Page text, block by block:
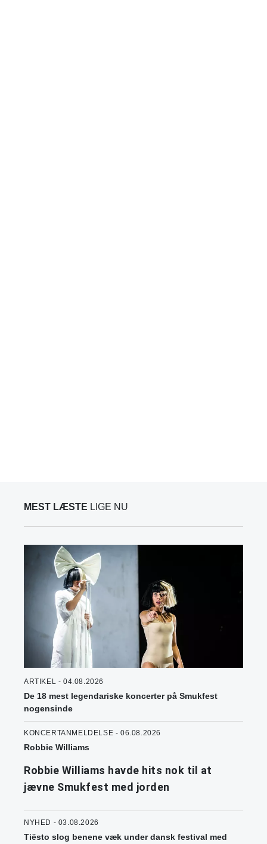
MEST LÆSTE LIGE NU
ARTIKEL - 04.08.2026
De 18 mest legendariske koncerter på Smukfest
nogensinde
KONCERTANMELDELSE - 06.08.2026
Robbie Williams
Robbie Williams havde hits nok til at
jævne Smukfest med jorden
NYHED - 03.08.2026
Tiësto slog benene væk under dansk festival med